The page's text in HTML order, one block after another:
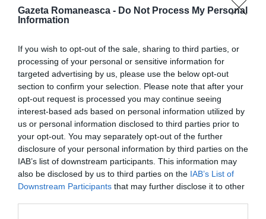
Gazeta Romaneasca - Do Not Process My Personal
Information
If you wish to opt-out of the sale, sharing to third parties, or
processing of your personal or sensitive information for
targeted advertising by us, please use the below opt-out
section to confirm your selection. Please note that after your
opt-out request is processed you may continue seeing
interest-based ads based on personal information utilized by
us or personal information disclosed to third parties prior to
your opt-out. You may separately opt-out of the further
disclosure of your personal information by third parties on the
IAB’s list of downstream participants. This information may
also be disclosed by us to third parties on the IAB’s List of
Downstream Participants that may further disclose it to other
organizat în perioada 1 – 15 august la Mangalia.
în Italia, rezultatele obţinute la concursul Miss
Diaspora de concurentele din Italia au fost: 2008
locul II – Denisa MELINTE, 2010 – Miss Diaspora,
Tatiana RĂDUCANU.